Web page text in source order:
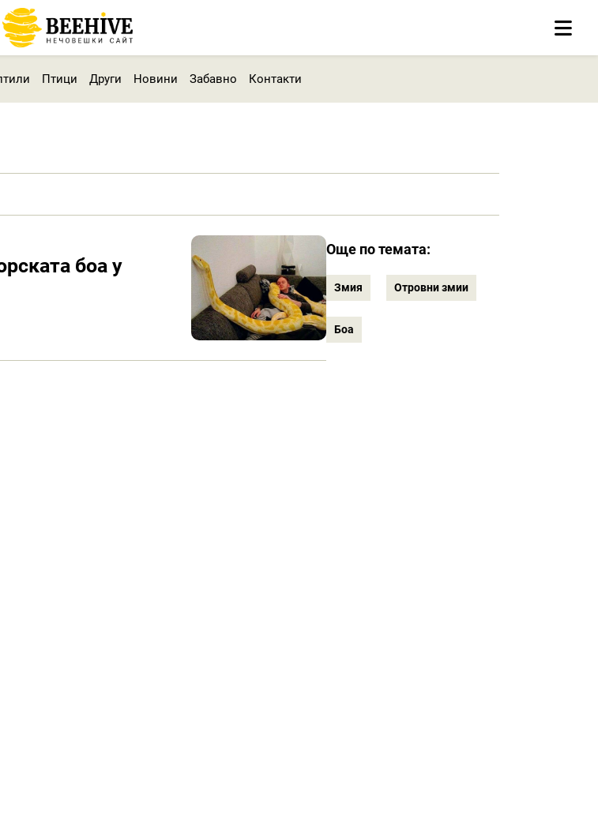
Птици Други Новини Забавно Контакти
боа у
Още по темата:
Змия Отровни змии
Боа